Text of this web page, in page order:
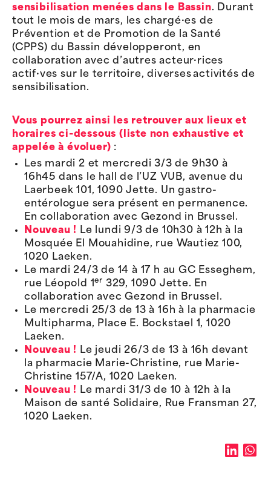
sensibilisation menées dans le Bassin. Durant
tout le mois de mars, les chargé·es de
Prévention et de Promotion de la Santé
(CPPS) du Bassin développeront, en
collaboration avec d’autres acteur·rices
actif·ves sur le territoire, diverses activités de
sensibilisation.
Vous pourrez ainsi les retrouver aux lieux et
horaires ci-dessous (liste non exhaustive et
appelée à évoluer) :
Les mardi 2 et mercredi 3/3 de 9h30 à
16h45 dans le hall de l’UZ VUB, avenue du
Laerbeek 101, 1090 Jette. Un gastro-
entérologue sera présent en permanence.
En collaboration avec Gezond in Brussel.
Nouveau ! Le lundi 9/3 de 10h30 à 12h à la
Mosquée El Mouahidine, rue Wautiez 100,
1020 Laeken.
Le mardi 24/3 de 14 à 17 h au GC Esseghem,
rue Léopold 1er 329, 1090 Jette. En
collaboration avec Gezond in Brussel.
Le mercredi 25/3 de 13 à 16h à la pharmacie
Multipharma, Place E. Bockstael 1, 1020
Laeken.
Nouveau ! Le jeudi 26/3 de 13 à 16h devant
la pharmacie Marie-Christine, rue Marie-
Christine 157/A, 1020 Laeken.
Nouveau ! Le mardi 31/3 de 10 à 12h à la
Maison de santé Solidaire, Rue Fransman 27,
1020 Laeken.